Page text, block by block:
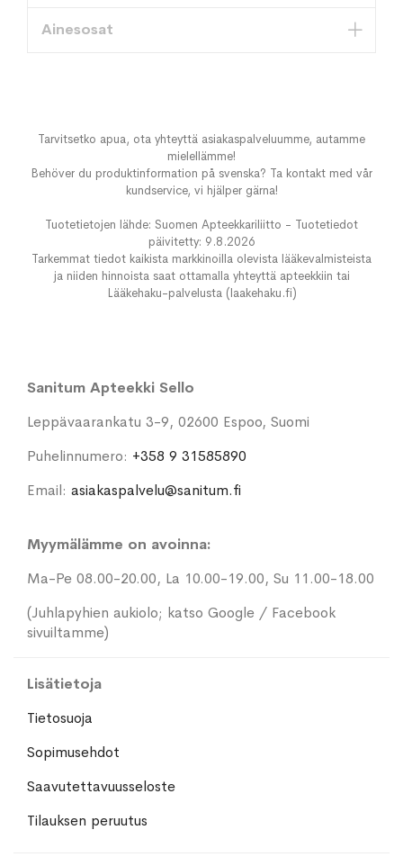
Ainesosat
Tarvitsetko apua, ota yhteyttä asiakaspalveluumme, autamme
mielellämme!
Behöver du produktinformation på svenska? Ta kontakt med vår
kundservice, vi hjälper gärna!
Tuotetietojen lähde: Suomen Apteekkariliitto - Tuotetiedot
päivitetty: 9.8.2026
Tarkemmat tiedot kaikista markkinoilla olevista lääkevalmisteista
ja niiden hinnoista saat ottamalla yhteyttä apteekkiin tai
Lääkehaku-palvelusta (laakehaku.fi)
Sanitum Apteekki Sello
Leppävaarankatu 3-9, 02600 Espoo, Suomi
Puhelinnumero: +358 9 31585890
Email: asiakaspalvelu@sanitum.fi
Myymälämme on avoinna:
Ma-Pe 08.00-20.00, La 10.00-19.00, Su 11.00-18.00
(Juhlapyhien aukiolo; katso Google / Facebook
sivuiltamme)
Lisätietoja
Tietosuoja
Sopimusehdot
Saavutettavuusseloste
Tilauksen peruutus